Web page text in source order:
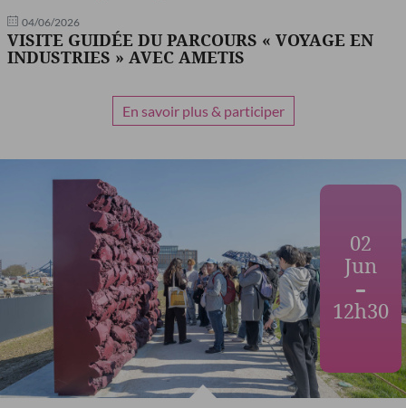
04/06/2026
VISITE GUIDÉE DU PARCOURS « VOYAGE EN
INDUSTRIES » AVEC AMETIS
En savoir plus & participer
02
Jun
12h30